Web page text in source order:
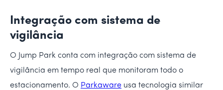
Integração com sistema de
vigilância
O Jump Park conta com integração com sistema de
vigilância em tempo real que monitoram todo o
estacionamento. O Parkaware usa tecnologia similar